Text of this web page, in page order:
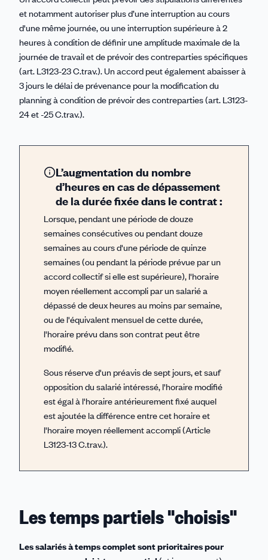
et notamment autoriser plus d’une interruption au cours
d'une même journée, ou une interruption supérieure à 2
heures à condition de définir une amplitude maximale de la
journée de travail et de prévoir des contreparties spécifiques
(art. L3123-23 C.trav.). Un accord peut également abaisser à
3 jours le délai de prévenance pour la modification du
planning à condition de prévoir des contreparties (art. L3123-
24 et -25 C.trav.).
L’augmentation du nombre
d’heures en cas de dépassement
de la durée fixée dans le contrat :
Lorsque, pendant une période de douze
semaines consécutives ou pendant douze
semaines au cours d'une période de quinze
semaines (ou pendant la période prévue par un
accord collectif si elle est supérieure), l'horaire
moyen réellement accompli par un salarié a
dépassé de deux heures au moins par semaine,
ou de l'équivalent mensuel de cette durée,
l'horaire prévu dans son contrat peut être
modifié.
Sous réserve d'un préavis de sept jours, et sauf
opposition du salarié intéressé, l'horaire modifié
est égal à l'horaire antérieurement fixé auquel
est ajoutée la différence entre cet horaire et
l'horaire moyen réellement accompli (Article
L3123-13 C.trav.).
Les temps partiels "choisis"
Les salariés à temps complet sont prioritaires pour